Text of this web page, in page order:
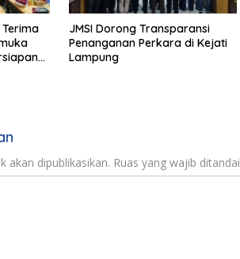
JMSI Dorong Transparansi
Penanganan Perkara di Kejati
Lampung
akan dipublikasikan. Ruas yang wajib ditandai